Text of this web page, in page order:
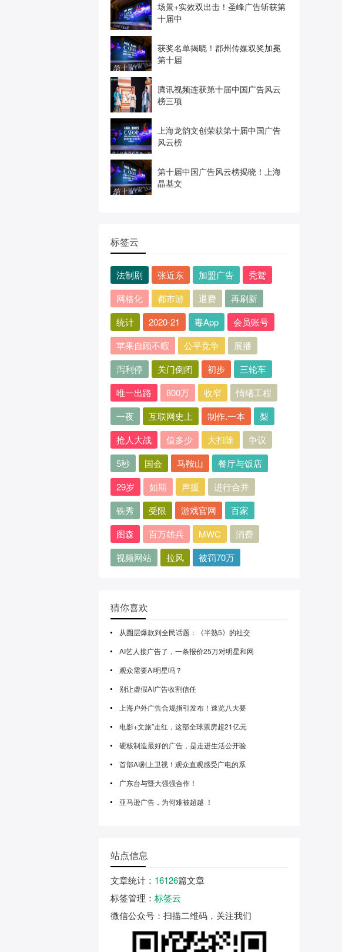
场景+实效双出击！圣峰广告斩获第
十届中
获奖名单揭晓！郡州传媒双奖加冕
第十届
腾讯视频连获第十届中国广告风云
榜三项
上海龙韵文创荣获第十届中国广告
风云榜
第十届中国广告风云榜揭晓！上海
晶基文
标签云
法制剧 张近东 加盟广告
秃鹫
网格化
都市游 退费
再刷新
统计
2020-21 毒App
会员账号
苹果自顾不暇
公平竞争
展播
泻利停
关门倒闭 初步
三轮车
唯一出路
800万 收窄
情绪工程
一夜
互联网史上 制作.一本
梨
抢人大战
值多少 大扫除
争议
5秒
国会 马鞍山
餐厅与饭店
29岁
如期 声援
进行合并
铁秀
受限 游戏官网
百家
图森
百万雄兵 MWC
消费
视频网站
拉风 被罚70万
猜你喜欢
从圈层爆款到全民话题：《半熟5》的社交
AI艺人接广告了，一条报价25万对明星和网
观众需要AI明星吗？
别让虚假AI广告收割信任
上海户外广告合规指引发布！速览八大要
电影+文旅”走红，这部全球票房超21亿元
硬核制造最好的广告，是走进生活公开验
首部AI剧上卫视！观众直观感受广电的系
广东台与暨大强强合作！
亚马逊广告，为何难被超越 ！
站点信息
文章统计 ： 16126篇文章
标签管理 ： 标签云
微信公众号 ：扫描二维码，关注我们